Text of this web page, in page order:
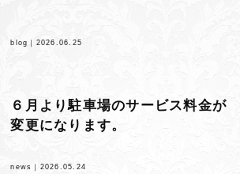
blog｜ 2026.06.25
６月より駐車場のサービス料金が
変更になります。
news｜ 2026.05.24